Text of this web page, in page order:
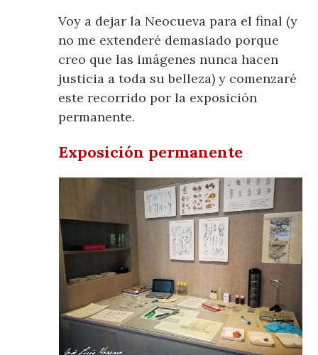
Voy a dejar la Neocueva para el final (y
no me extenderé demasiado porque
creo que las imágenes nunca hacen
justicia a toda su belleza) y comenzaré
este recorrido por la exposición
permanente.
Exposición permanente